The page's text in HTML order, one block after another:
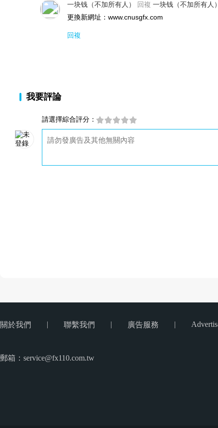
一块钱（不加所有人） 回複 一块钱（不加所有人
更換新網址：www.cnusgfx.com
回複
我要評論
請選擇綜合評分：
關於我們 | 聯繫我們 | 廣告服務 |
郵箱：service@fx110.com.tw